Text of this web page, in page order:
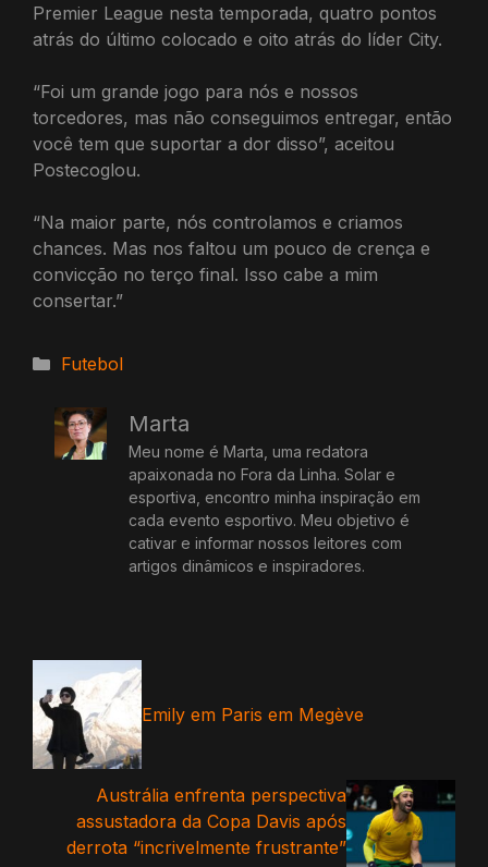
Premier League nesta temporada, quatro pontos
atrás do último colocado e oito atrás do líder City.
“Foi um grande jogo para nós e nossos
torcedores, mas não conseguimos entregar, então
você tem que suportar a dor disso”, aceitou
Postecoglou.
“Na maior parte, nós controlamos e criamos
chances. Mas nos faltou um pouco de crença e
convicção no terço final. Isso cabe a mim
consertar.”
Categorias
Futebol
Marta
Meu nome é Marta, uma redatora
apaixonada no Fora da Linha. Solar e
esportiva, encontro minha inspiração em
cada evento esportivo. Meu objetivo é
cativar e informar nossos leitores com
artigos dinâmicos e inspiradores.
Emily em Paris em Megève
Austrália enfrenta perspectiva
assustadora da Copa Davis após
derrota “incrivelmente frustrante”